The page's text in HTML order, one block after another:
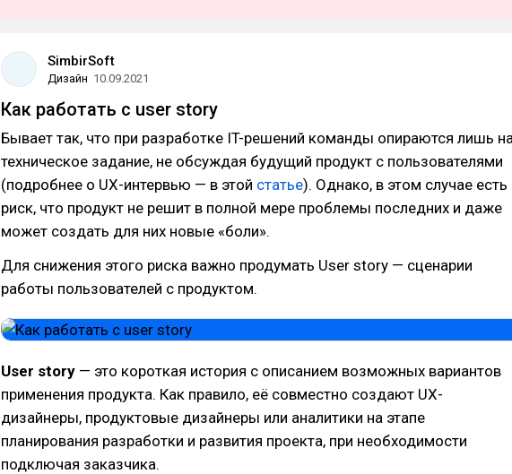
SimbirSoft
Дизайн 10.09.2021
Как работать с user story
Бывает так, что при разработке IT-решений команды опираются лишь
техническое задание, не обсуждая будущий продукт с пользователями
(подробнее о UX-интервью — в этой статье). Однако, в этом случае есть
риск, что продукт не решит в полной мере проблемы последних и даже
может создать для них новые «боли».
Для снижения этого риска важно продумать User story — сценарии
работы пользователей с продуктом.
User story — это короткая история с описанием возможных вариантов
применения продукта. Как правило, её совместно создают UX-
дизайнеры, продуктовые дизайнеры или аналитики на этапе
планирования разработки и развития проекта, при необходимости
подключая заказчика.